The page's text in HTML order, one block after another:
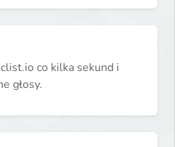
co kilka sekund i
głosy.